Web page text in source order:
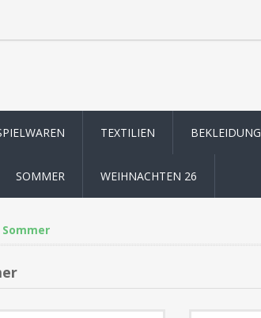
TEXTILIEN BEKLEIDUNG
SOMMER WEIHNACHTEN 26
Sommer